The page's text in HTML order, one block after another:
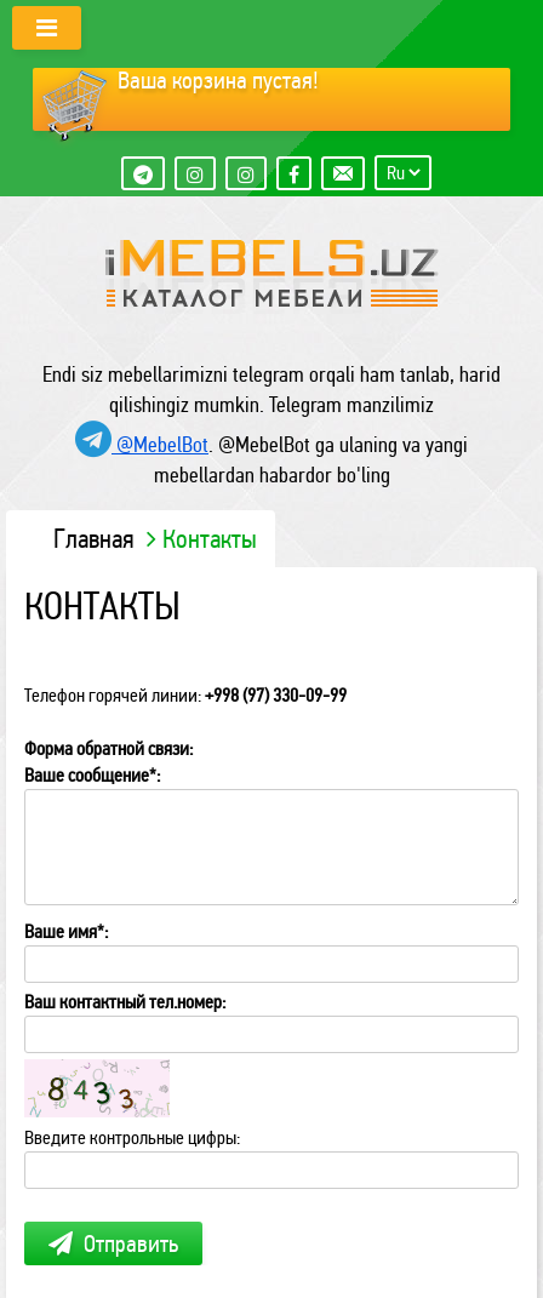
Ваша корзина пустая!
Endi siz mebellarimizni telegram orqali ham tanlab, harid
qilishingiz mumkin. Telegram manzilimiz
@MebelBot. @MebelBot ga ulaning va yangi
mebellardan habardor bo'ling
Главная Контакты
КОНТАКТЫ
Телефон горячей линии:+998 (97) 330-09-99
Форма обратной связи:
Ваше сообщение*:
Ваше имя*:
Ваш контактный тел.номер:
Введите контрольные цифры:
Отправить